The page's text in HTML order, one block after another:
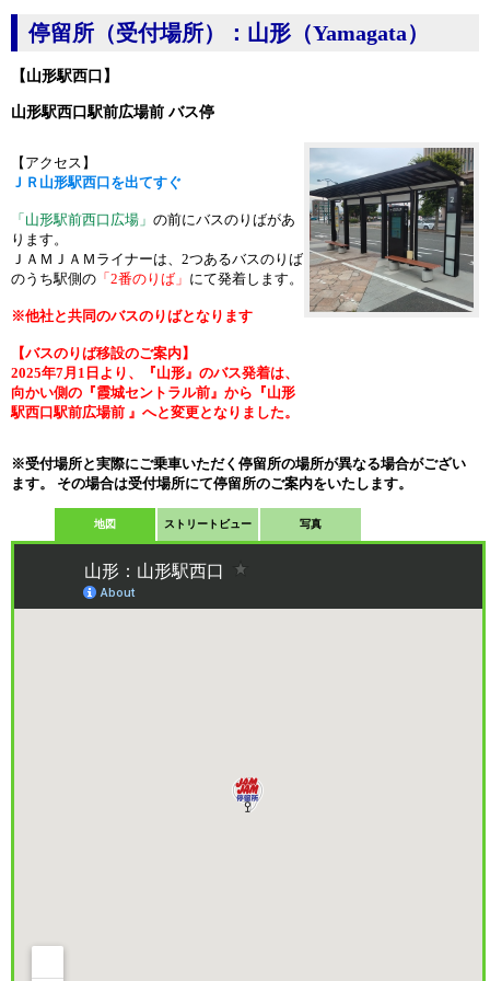
停留所（受付場所）：山形（Yamagata）
【山形駅西口】
山形駅西口駅前広場前 バス停
【アクセス】
ＪＲ山形駅西口を出てすぐ
「山形駅前西口広場」 の前にバスのりばがあ
ります。
ＪＡＭＪＡＭライナーは、2つあるバスのりば
のうち駅側の 「2番のりば」 にて発着します。
※他社と共同のバスのりばとなります
【バスのりば移設のご案内】
2025年7月1日より、『山形』のバス発着は、
向かい側の『霞城セントラル前』から『山形
駅西口駅前広場前 』へと変更となりました。
※受付場所と実際にご乗車いただく停留所の場所が異なる場合がござい
ます。 その場合は受付場所にて停留所のご案内をいたします。
地図 ストリートビュー 写真